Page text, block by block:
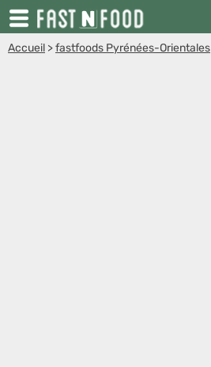
Accueil >fastfoods Pyrénées-Orientales